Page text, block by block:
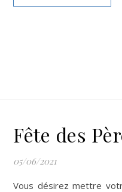
Fête des
05/06/2021
Vous désirez mettre